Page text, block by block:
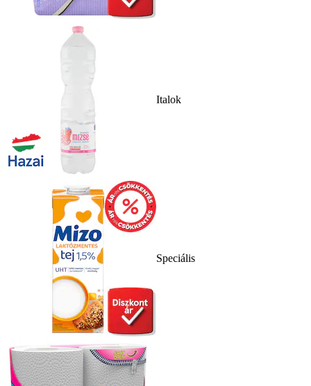
Italok
Speciális